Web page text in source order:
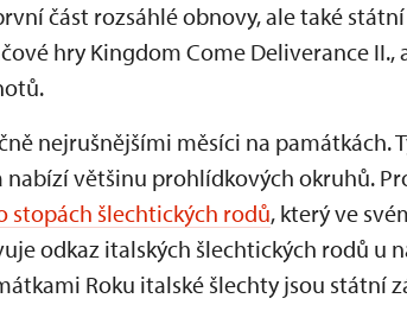
část rozsáhlé obnovy, ale také
hry Kingdom Come Deliverance II.,
nejrušnějšími měsíci na památkách.
většinu prohlídkových okruhů.
stopách šlechtických rodů, který ve
odkaz italských šlechtických rodů u
Roku italské šlechty jsou státní